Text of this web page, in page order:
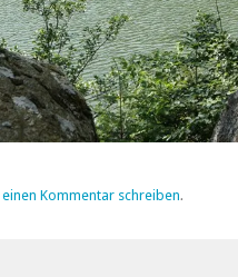
einen Kommentar schreiben.